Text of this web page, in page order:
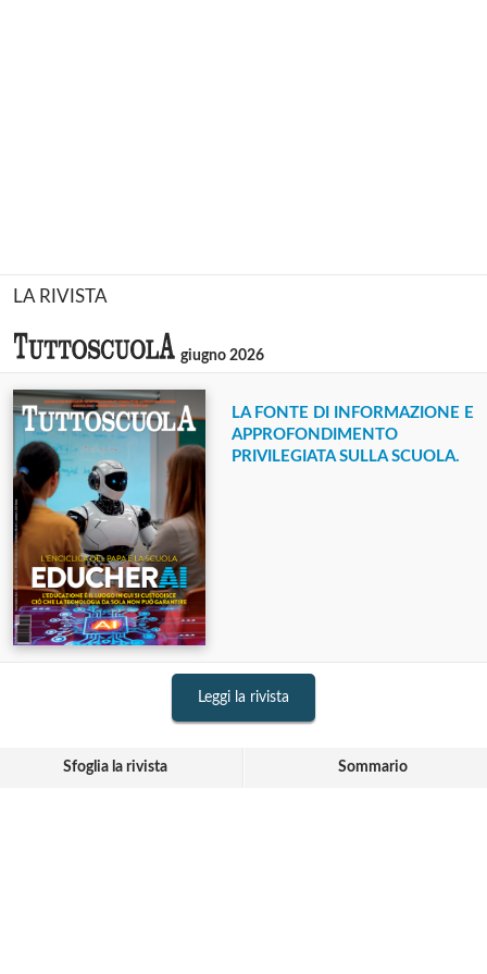
LA RIVISTA
giugno 2026
LA FONTE DI INFORMAZIONE E
APPROFONDIMENTO
PRIVILEGIATA SULLA SCUOLA.
Leggi la rivista
Sfoglia la rivista Sommario